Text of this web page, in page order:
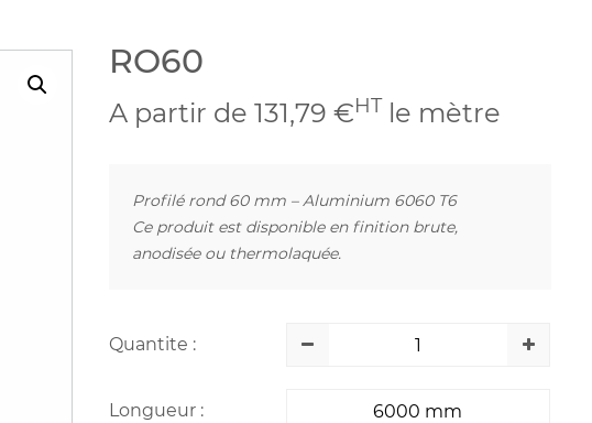
RO60
A partir de 131,79 €HT le mètre
Profilé rond 60 mm – Aluminium 6060 T6
Ce produit est disponible en finition brute,
anodisée ou thermolaquée.
Quantite :
Longueur :